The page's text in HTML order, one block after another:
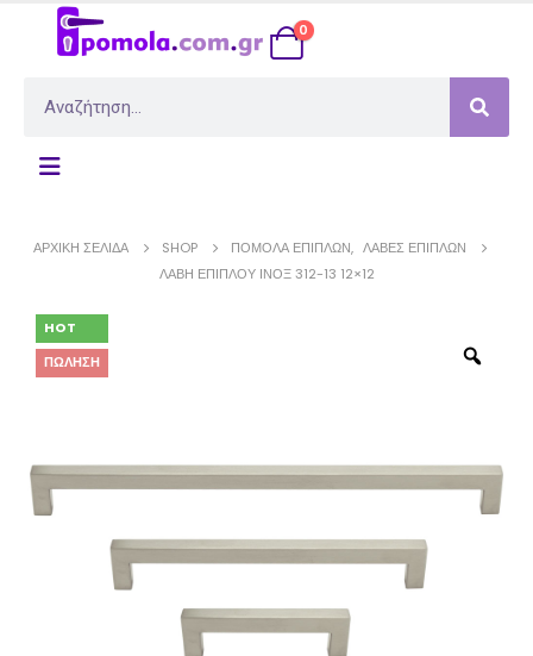
0
ΑΡΧΙΚΉ ΣΕΛΊΔΑ SHOP ΠΌΜΟΛΑ ΕΠΊΠΛΩΝ, ΛΑΒΈΣ ΕΠΊΠΛΩΝ
ΛΑΒΉ ΕΠΊΠΛΟΥ ΊΝΟΞ 312-13 12×12
HOT
ΠΏΛΗΣΗ